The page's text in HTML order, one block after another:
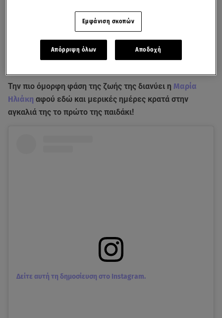
Την πιο όμορφη φάση της ζωής της διανύει η Μαρία
Ηλιάκη αφού εδώ και μερικές ημέρες κρατά στην
αγκαλιά της το πρώτο της παιδάκι!
Δείτε αυτή τη δημοσίευση στο Instagram.
Εμφάνιση σκοπών
Απόρριψη όλων Αποδοχή